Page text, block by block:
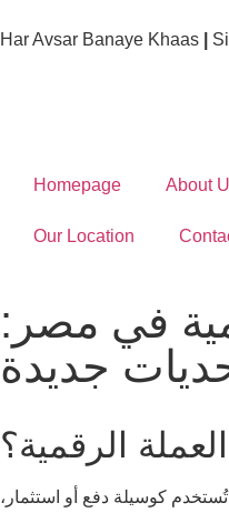
Har Avsar Banaye Khaas
Homepage About
Our Location
في مصر:
جديدة
الرقمية؟
كوسيلة دفع أو استثمار،